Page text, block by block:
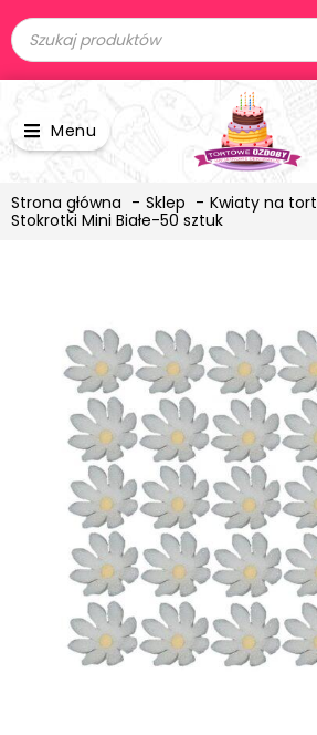
Menu
Strona główna Sklep
Kwiaty na tort
Stokrotki Mini Białe-50 sztuk